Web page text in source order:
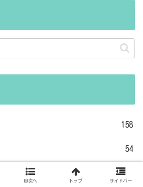
158
54
目次へ トップ サイドバー